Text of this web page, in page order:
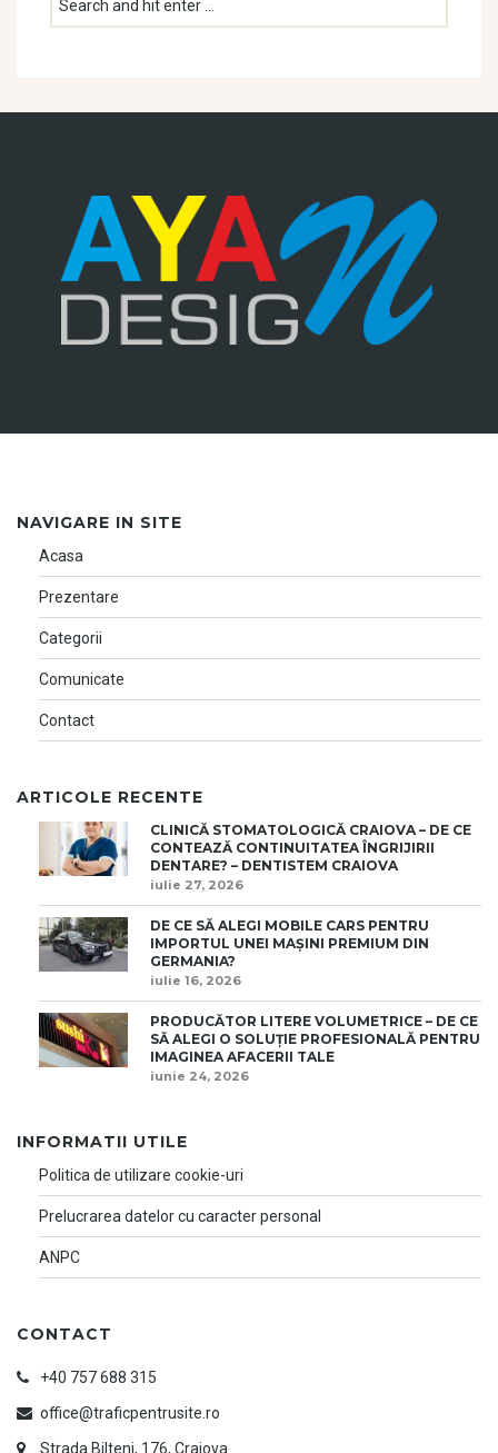
NAVIGARE IN SITE
Acasa
Prezentare
Categorii
Comunicate
Contact
ARTICOLE RECENTE
CLINICĂ STOMATOLOGICĂ CRAIOVA – DE CE
CONTEAZĂ CONTINUITATEA ÎNGRIJIRII
DENTARE? – DENTISTEM CRAIOVA
iulie 27, 2026
DE CE SĂ ALEGI MOBILE CARS PENTRU
IMPORTUL UNEI MAȘINI PREMIUM DIN
GERMANIA?
iulie 16, 2026
PRODUCĂTOR LITERE VOLUMETRICE – DE CE
SĂ ALEGI O SOLUȚIE PROFESIONALĂ PENTRU
IMAGINEA AFACERII TALE
iunie 24, 2026
INFORMATII UTILE
Politica de utilizare cookie-uri
Prelucrarea datelor cu caracter personal
ANPC
CONTACT
+40 757 688 315
office@traficpentrusite.ro
Strada Bilteni, 176, Craiova